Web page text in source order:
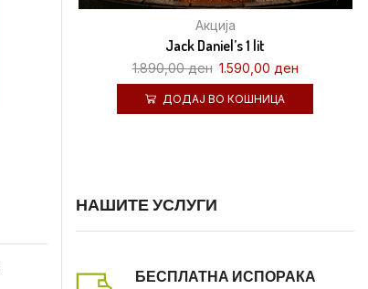
Акција
Jack Daniel’s 1 lit
1.890,00ден 1.590,00 ден
ДОДАЈ ВО КОШНИЦА
НАШИТЕ УСЛУГИ
БЕСПЛАТНА ИСПОРАКА